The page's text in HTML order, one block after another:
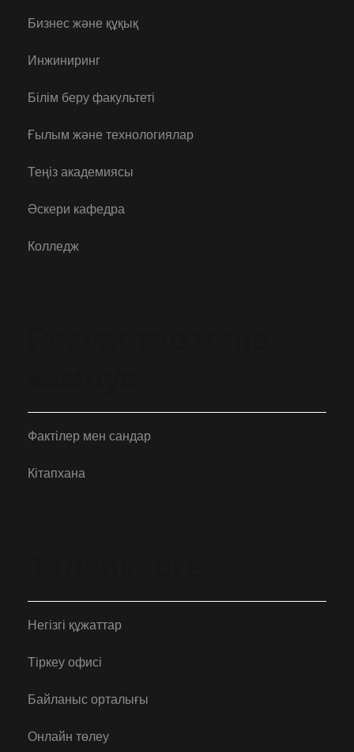
Бизнес және құқық
Инжиниринг
Білім беру факультеті
Ғылым және технологиялар
Теңіз академиясы
Әскери кафедра
Колледж
Фактілер мен сандар
Кітапхана
Негізгі құжаттар
Тіркеу офисі
Байланыс орталығы
Онлайн төлеу